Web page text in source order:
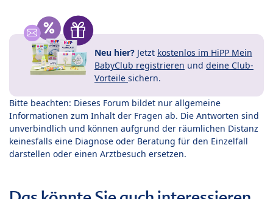
Neu hier? Jetzt kostenlos im HiPP Mein
BabyClub registrieren und deine Club-
Vorteile sichern.
Bitte beachten: Dieses Forum bildet nur allgemeine
Informationen zum Inhalt der Fragen ab. Die Antworten sind
unverbindlich und können aufgrund der räumlichen Distanz
keinesfalls eine Diagnose oder Beratung für den Einzelfall
darstellen oder einen Arztbesuch ersetzen.